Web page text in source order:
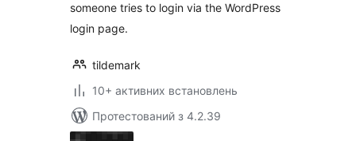
someone tries to login via the WordPress
login page.
tildemark
10+ активних встановлень
Протестований з 4.2.39